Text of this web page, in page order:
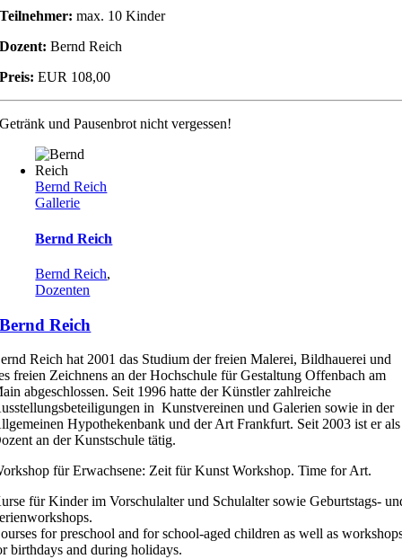
Teilnehmer: max. 10 Kinder
Dozent: Bernd Reich
Preis: EUR 108,00
Getränk und Pausenbrot nicht vergessen!
Bernd Reich
Gallerie
Bernd Reich
Bernd Reich,
Dozenten
Bernd Reich
Reich hat 2001 das Studium der freien Malerei, Bildhauerei und
freien Zeichnens an der Hochschule für Gestaltung Offenbach am
abgeschlossen. Seit 1996 hatte der Künstler zahlreiche
in Kunstvereinen und Galerien sowie in der
Hypothekenbank und der Art Frankfurt. Seit 2003 ist er als
an der Kunstschule tätig.
für Erwachsene: Zeit für Kunst Workshop. Time for Art.
für Kinder im Vorschulalter und Schulalter sowie Geburtstags-
for preschool and for school-aged children as well as
birthdays and during holidays.